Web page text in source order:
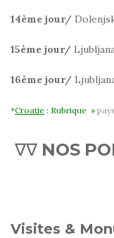
14ème jour/
15ème jour/ Ljubljana
16ème jour/
*Croatie : Rubrique »
∇∇ NOS
Visites &